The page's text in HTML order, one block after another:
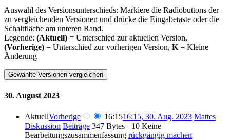
Auswahl des Versionsunterschieds: Markiere die Radiobuttons der
zu vergleichenden Versionen und drücke die Eingabetaste oder die
Schaltfläche am unteren Rand.
Legende: (Aktuell) = Unterschied zur aktuellen Version,
(Vorherige) = Unterschied zur vorherigen Version, K= Kleine
Änderung
30. August 2023
AktuellVorherige 16:1516:15, 30. Aug. 2023 Mattes
Diskussion Beiträge 347 Bytes +10 Keine
Bearbeitungszusammenfassung rückgängig machen